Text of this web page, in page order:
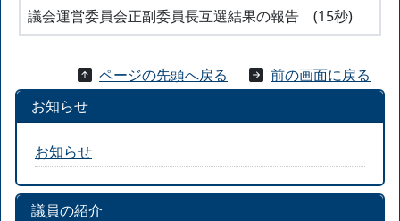
議会運営委員会正副委員長互選結果の報告 (15秒)
ページの先頭へ戻る
前の画面に戻る
お知らせ
お知らせ
議員の紹介